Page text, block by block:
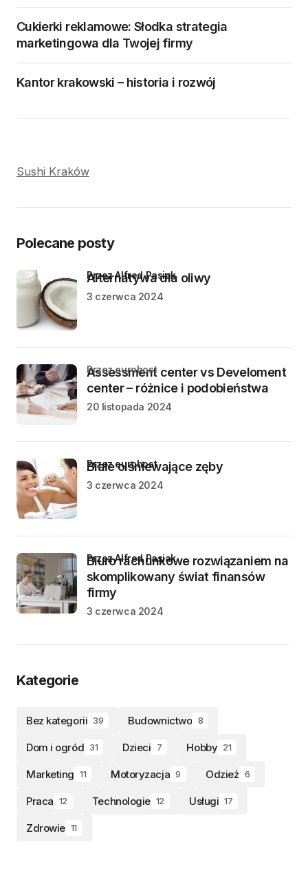
Cukierki reklamowe: Słodka strategia
marketingowa dla Twojej firmy
Kantor krakowski – historia i rozwój
Sushi Kraków
Polecane posty
Alternatywa dla oliwy
przez Alfred Pasiak
3 czerwca 2024
Assessment center vs Develoment
center – różnice i podobieństwa
przez eurohost
20 listopada 2024
Białe olśniewające zęby
przez eurohost
3 czerwca 2024
Biuro rachunkowe rozwiązaniem na
skomplikowany świat finansów
firmy
przez Alfred Pasiak
3 czerwca 2024
Kategorie
Bez kategorii 39 Budownictwo 8
Dom i ogród 31 Dzieci 7 Hobby 21
Marketing 11 Motoryzacja 9 Odzież 6
Praca 12 Technologie 12 Usługi 17
Zdrowie 11